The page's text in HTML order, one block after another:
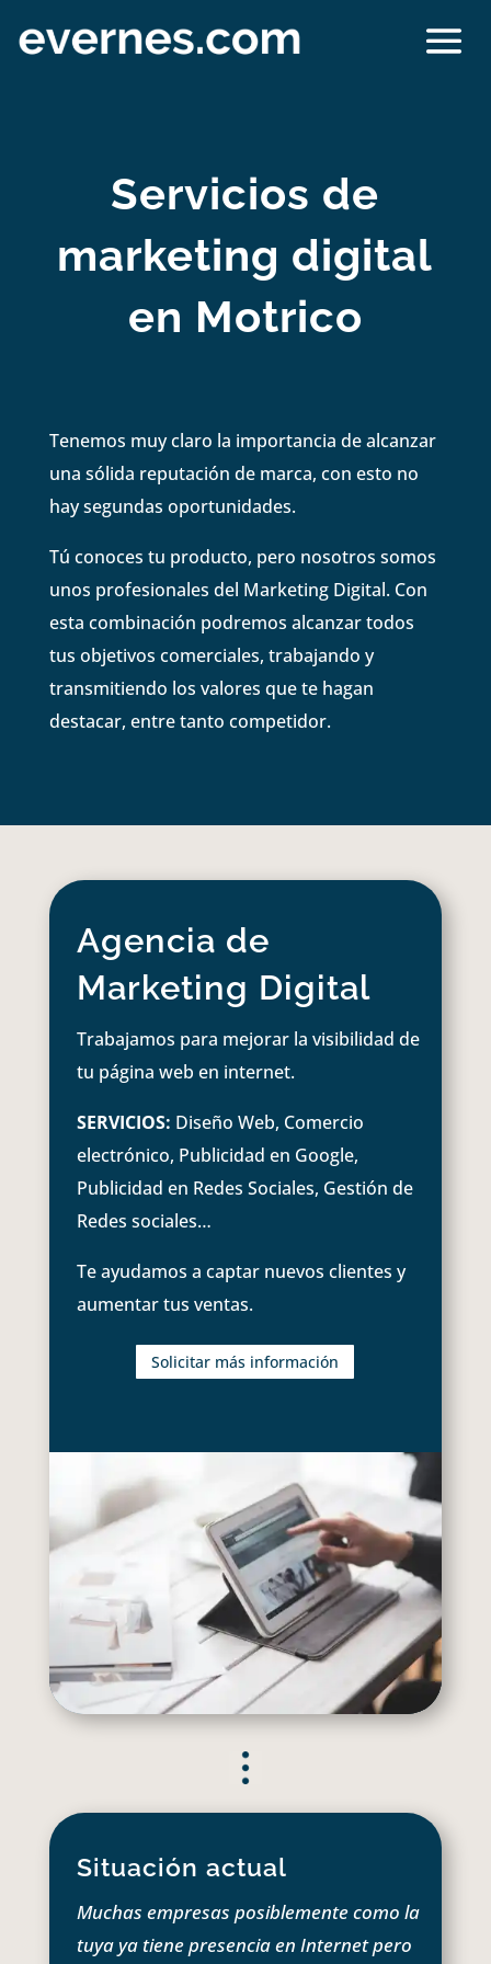
Servicios de
marketing digital
en Motrico
Tenemos muy claro la importancia de alcanzar
una sólida reputación de marca, con esto no
hay segundas oportunidades.
Tú conoces tu producto, pero nosotros somos
unos profesionales del Marketing Digital. Con
esta combinación podremos alcanzar todos
tus objetivos comerciales, trabajando y
transmitiendo los valores que te hagan
destacar, entre tanto competidor.
Agencia de
Marketing Digital
Trabajamos para mejorar la visibilidad de
tu página web en internet.
SERVICIOS: Diseño Web, Comercio
electrónico, Publicidad en Google,
Publicidad en Redes Sociales, Gestión de
Redes sociales…
Te ayudamos a captar nuevos clientes y
aumentar tus ventas.
Solicitar más información
Situación actual
Muchas empresas posiblemente como la
tuya ya tiene presencia en Internet pero